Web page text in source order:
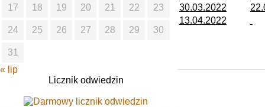
30.03.2022
13.04.2022
17 18 19 20 21 22 23
24 25 26 27 28 29 30
31
« lip
Licznik odwiedzin